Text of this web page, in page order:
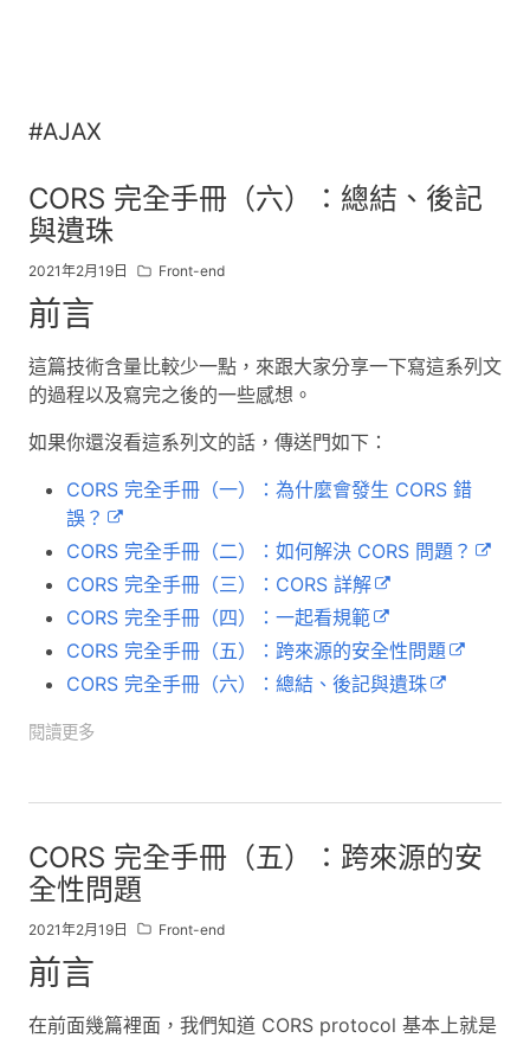
#AJAX
CORS 完全手冊（六）：總結、後記
與遺珠
2021年2月19日 Front-end
前言
這篇技術含量比較少一點，來跟大家分享一下寫這系列文
的過程以及寫完之後的一些感想。
如果你還沒看這系列文的話，傳送門如下：
CORS 完全手冊（一）：為什麼會發生 CORS 錯
誤？
CORS 完全手冊（二）：如何解決 CORS 問題？
CORS 完全手冊（三）：CORS 詳解
CORS 完全手冊（四）：一起看規範
CORS 完全手冊（五）：跨來源的安全性問題
CORS 完全手冊（六）：總結、後記與遺珠
閱讀更多
CORS 完全手冊（五）：跨來源的安
全性問題
2021年2月19日 Front-end
前言
在前面幾篇裡面，我們知道 CORS protocol 基本上就是